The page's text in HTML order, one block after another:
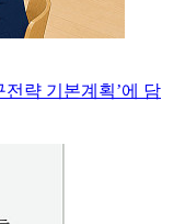
전략 기본계획’에 담